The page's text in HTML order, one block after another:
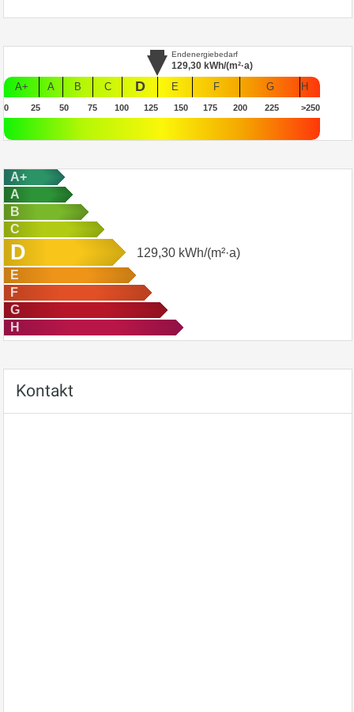
Endenergiebedarf
129,30 kWh/(m²·a)
A+
A B C D E F G H
0 25 50 75 100 125 150 175 200 225 >250
A+
A
B
C
D 129,30 kWh/(m²·a)
E
F
G
H
Kontakt